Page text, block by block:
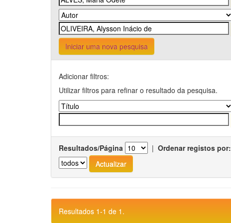
Iniciar uma nova pesquisa
Adicionar filtros:
Utilizar filtros para refinar o resultado da pesquisa.
Resultados/Página | Ordenar registos por:
Resultados 1-1 de 1.